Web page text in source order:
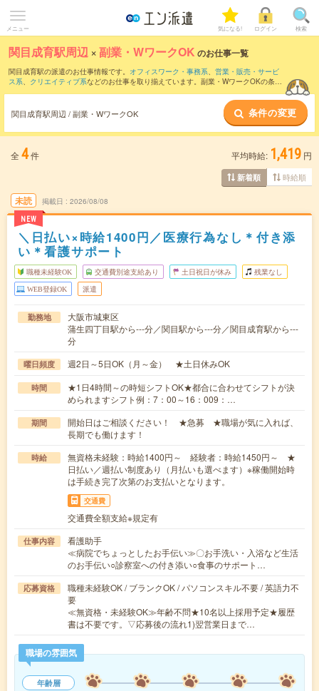
メニュー 気になる! ログイン 検索
関目成育駅周辺 ×副業・WワークOK のお仕事一覧
関目成育駅の派遣のお仕事情報です。 オフィスワーク・事務系、 営業・販売・サービ
ス系、 クリエイティブ系などのお仕事を取り揃えています。副業・WワークOKの条件
関目成育駅周辺 / 副業・WワークOK 条件の変更
全 4件 平均時給: 1,419 円
新着順 時給順
未読
NEW
掲載日 2026/08/08
＼日払い×時給1400円／医療行為なし＊付き添
い＊看護サポート
職種未経験OK 交通費別途支給あり 土日祝日が休み 残業なし
WEB登録OK 派遣
勤務地
大阪市城東区
蒲生四丁目駅から---分／関目駅から---分／関目成育駅から---
分
曜日頻度 週2日～5日OK（月～金） ★土日休みOK
時間
★1日4時間～の時短シフトOK★都合に合わせてシフトが決
められますシフト例：7：00～16：009：…
期間
開始日はご相談ください！ ★急募 ★職場が気に入れば、
長期でも働けます！
時給
無資格未経験：時給1400円～ 経験者：時給1450円～ ★
日払い／週払い制度あり（月払いも選べます）※稼働開始時
は手続き完了次第のお支払いとなります。
交通費
交通費全額支給※規定有
仕事内容
看護助手
≪病院でちょっとしたお手伝い≫〇お手洗い・入浴など生活
のお手伝い○診察室への付き添い○食事のサポート…
応募資格
職種未経験OK / ブランクOK / パソコンスキル不要 / 英語力不
要
≪無資格・未経験OK≫年齢不問★10名以上採用予定★履歴
書は不要です。▽応募後の流れ1)翌営業日まで…
職場の雰囲気
年齢層